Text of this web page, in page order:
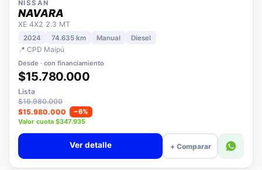
NISSAN
NAVARA
XE 4X2 2.3 MT
2024 74.635 km
📍 CPD Maipú
Desde · con financiamiento
$15.780.000
Lista
$16.980.000
$15.980.000
−6%
Valor cuota $347.935
+ Comparar